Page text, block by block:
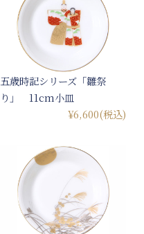
五歳時記シリーズ「雛祭
り」 11cm小皿
¥6,600(税込)